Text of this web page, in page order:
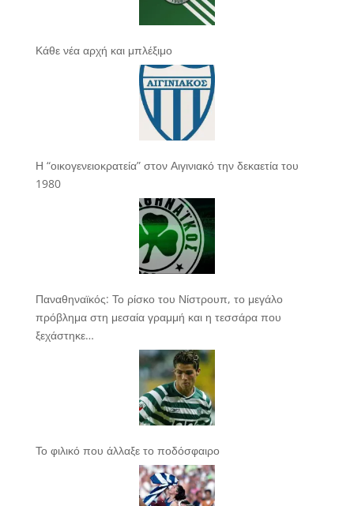
Κάθε νέα αρχή και μπλέξιμο
Η “οικογενειοκρατεία” στον Αιγινιακό την δεκαετία του
1980
Παναθηναϊκός: Το ρίσκο του Νίστρουπ, το μεγάλο
πρόβλημα στη μεσαία γραμμή και η τεσσάρα που
ξεχάστηκε…
Το φιλικό που άλλαξε το ποδόσφαιρο